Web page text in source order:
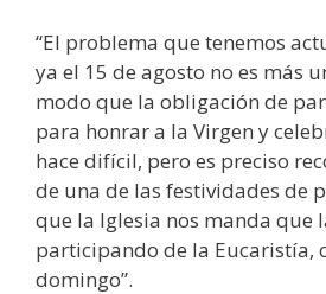
“El problema que tenemos
ya el 15 de agosto no es más
modo que la obligación de
para honrar a la Virgen y
hace difícil, pero es preciso
de una de las festividades de
que la Iglesia nos manda que
participando de la Eucaristía,
domingo”.